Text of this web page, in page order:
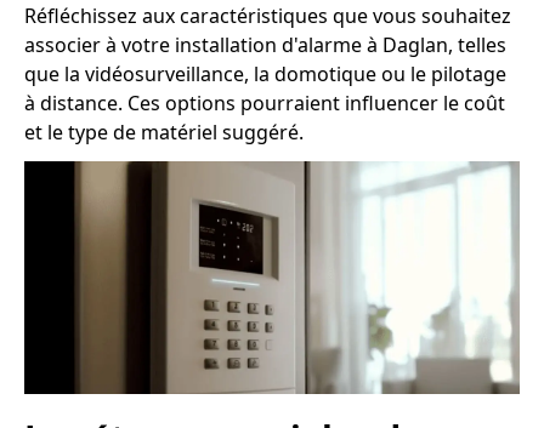
Réfléchissez aux caractéristiques que vous souhaitez
associer à votre installation d'alarme à Daglan, telles
que la vidéosurveillance, la domotique ou le pilotage
à distance. Ces options pourraient influencer le coût
et le type de matériel suggéré.